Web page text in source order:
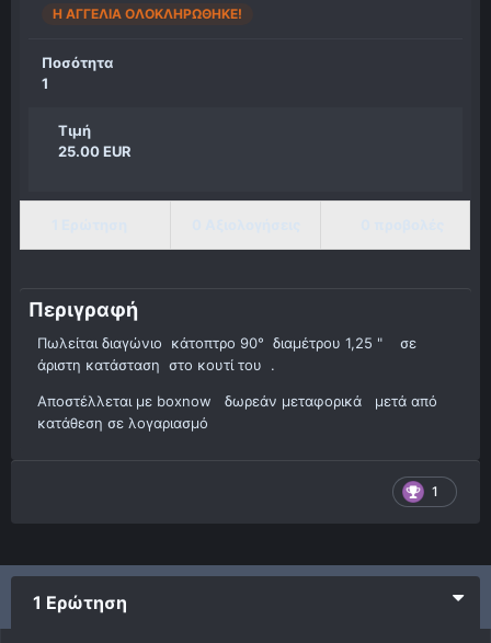
Η ΑΓΓΕΛΊΑ ΟΛΟΚΛΗΡΏΘΗΚΕ!
Ποσότητα
1
Τιμή
25.00 EUR
Περιγραφή
Πωλείται διαγώνιο κάτοπτρο 90° διαμέτρου 1,25 " σε
άριστη κατάσταση στο κουτί του .
Αποστέλλεται με boxnow δωρεάν μεταφορικά μετά από
κατάθεση σε λογαριασμό
1
1 Ερώτηση